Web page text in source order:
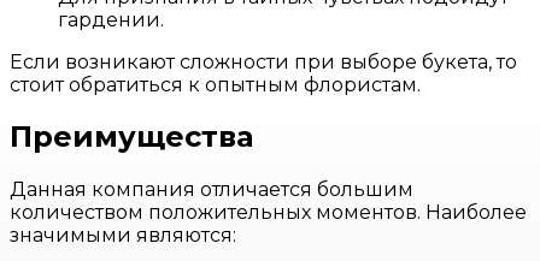
гардении.
Если возникают сложности при выборе букета, то
стоит обратиться к опытным флористам.
Преимущества
Данная компания отличается большим
количеством положительных моментов. Наиболее
значимыми являются: